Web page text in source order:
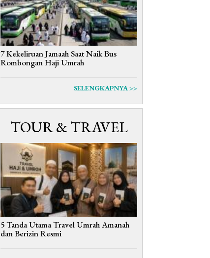
7 Kekeliruan Jamaah Saat Naik Bus
Rombongan Haji Umrah
SELENGKAPNYA >>
TOUR & TRAVEL
5 Tanda Utama Travel Umrah Amanah
dan Berizin Resmi